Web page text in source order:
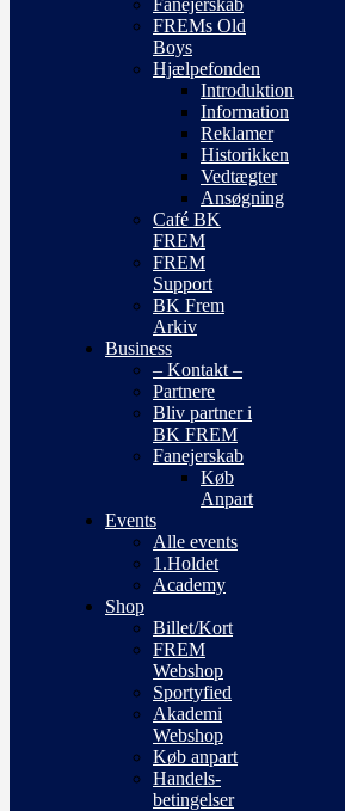
Fanejerskab
FREMs Old
Boys
Hjælpefonden
Introduktion
Information
Reklamer
Historikken
Vedtægter
Ansøgning
Café BK
FREM
FREM
Support
BK Frem
Arkiv
Business
– Kontakt –
Partnere
Bliv partner i
BK FREM
Fanejerskab
Køb
Anpart
Events
Alle events
1.Holdet
Academy
Shop
Billet/Kort
FREM
Webshop
Sportyfied
Akademi
Webshop
Køb anpart
Handels-
betingelser